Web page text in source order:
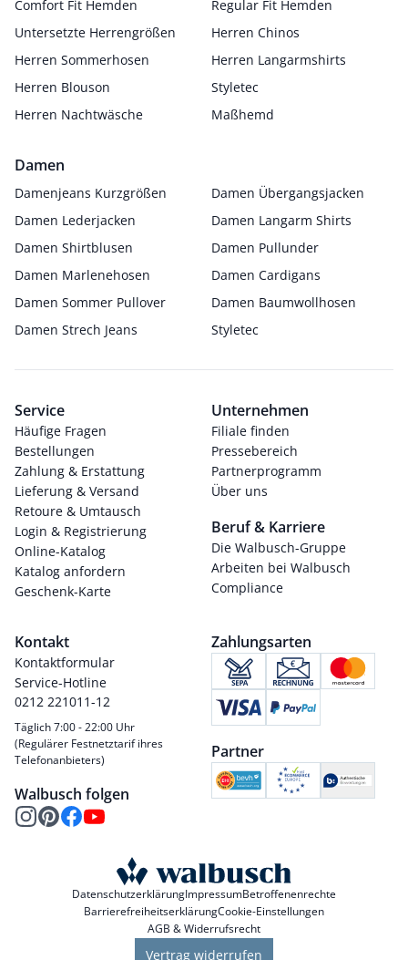
Comfort Fit Hemden
Regular Fit Hemden
Untersetzte Herrengrößen
Herren Chinos
Herren Sommerhosen
Herren Langarmshirts
Herren Blouson
Styletec
Herren Nachtwäsche
Maßhemd
Damen
Damenjeans Kurzgrößen
Damen Übergangsjacken
Damen Lederjacken
Damen Langarm Shirts
Damen Shirtblusen
Damen Pullunder
Damen Marlenehosen
Damen Cardigans
Damen Sommer Pullover
Damen Baumwollhosen
Damen Strech Jeans
Styletec
Service
Häufige Fragen
Bestellungen
Zahlung & Erstattung
Lieferung & Versand
Retoure & Umtausch
Login & Registrierung
Online-Katalog
Katalog anfordern
Geschenk-Karte
Unternehmen
Filiale finden
Pressebereich
Partnerprogramm
Über uns
Beruf & Karriere
Die Walbusch-Gruppe
Arbeiten bei Walbusch
Compliance
Kontakt
Kontaktformular
Service-Hotline
0212 221011-12
Täglich 7:00 - 22:00 Uhr
(Regulärer Festnetztarif ihres
Telefonanbieters)
Walbusch folgen
Zahlungsarten
Partner
DatenschutzerklärungImpressumBetroffenenrechte
BarrierefreiheitserklärungCookie-Einstellungen
AGB & Widerrufsrecht
Vertrag widerrufen